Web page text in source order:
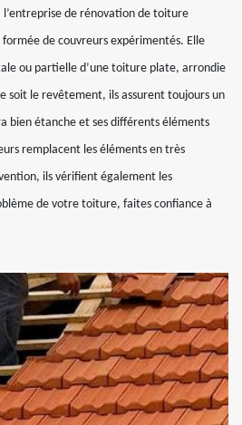
l’entreprise de rénovation de toiture
formée de couvreurs expérimentés. Elle
ou partielle d’une toiture plate, arrondie
soit le revêtement, ils assurent toujours un
bien étanche et ses différents éléments
remplacent les éléments en très
ils vérifient également les
de votre toiture, faites confiance à